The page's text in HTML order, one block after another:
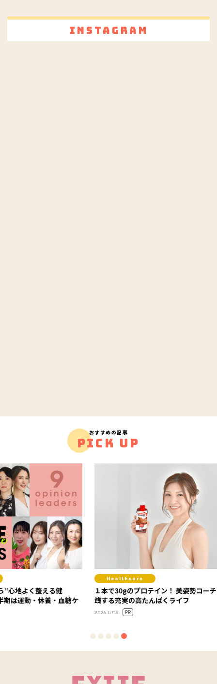
Instagram
おすすめの記事
PICK UP
糖ケ
１本で30gのプロテイン！ 美姿勢コーチも実
践する充実の高たんぱくライフ
背中の